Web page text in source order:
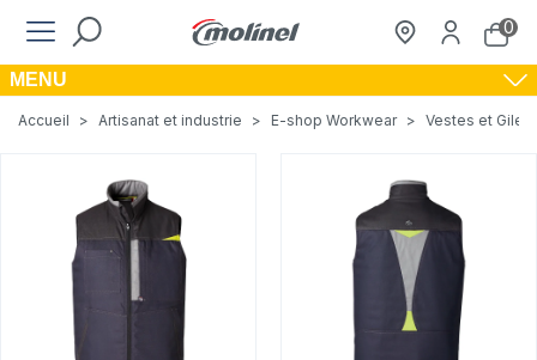
0
MENU
Accueil > Artisanat et industrie > E-shop Workwear > Vestes et